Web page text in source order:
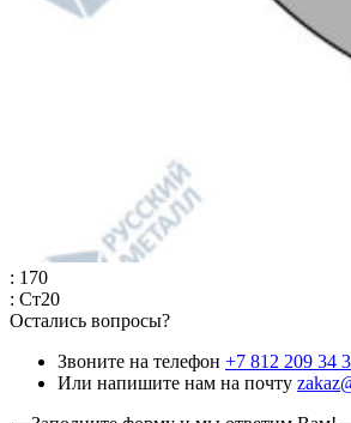
: 170
: Ст20
Остались вопросы?
Звоните на телефон +7 812 209 34
Или напишите нам на почту